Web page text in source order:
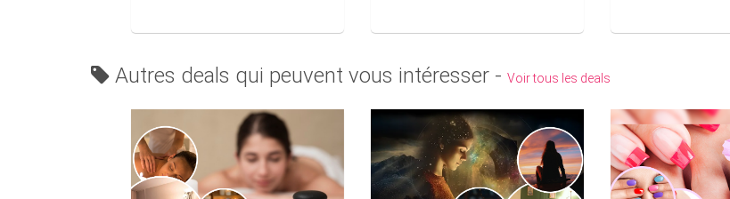
Autres deals qui peuvent vous intéresser - Voir tous les deals